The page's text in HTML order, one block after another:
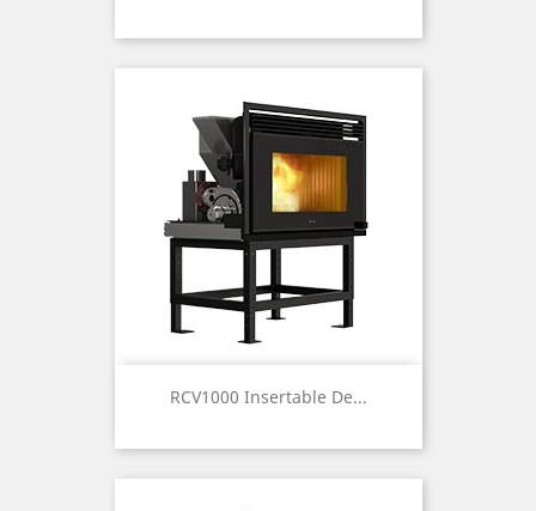
RCV1000 Insertable De...